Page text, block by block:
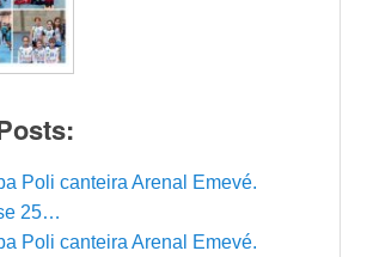
Poli canteira Arenal Emevé.
25…
Poli canteira Arenal Emevé.